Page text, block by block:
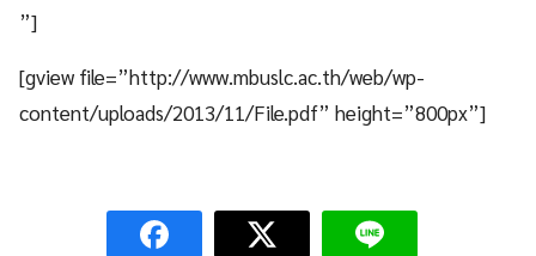
”]
[gview file=”http://www.mbuslc.ac.th/web/wp-
content/uploads/2013/11/File.pdf” height=”800px”]